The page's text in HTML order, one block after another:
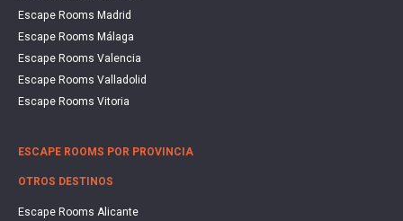
Escape Rooms Madrid
Escape Rooms Málaga
Escape Rooms Valencia
Escape Rooms Valladolid
Escape Rooms Vitoria
ESCAPE ROOMS POR PROVINCIA
OTROS DESTINOS
Escape Rooms Alicante